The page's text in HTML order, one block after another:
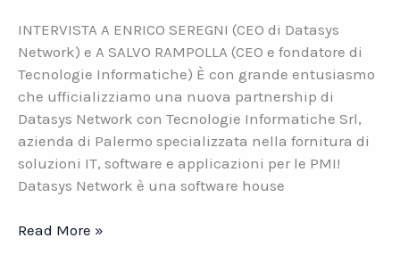
INTERVISTA A ENRICO SEREGNI (CEO di Datasys
Network) e A SALVO RAMPOLLA (CEO e fondatore di
Tecnologie Informatiche) È con grande entusiasmo
che ufficializziamo una nuova partnership di
Datasys Network con Tecnologie Informatiche Srl,
azienda di Palermo specializzata nella fornitura di
soluzioni IT, software e applicazioni per le PMI!
Datasys Network è una software house
DATASYS
Read More »